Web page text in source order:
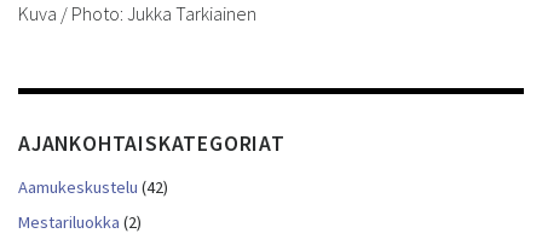
Kuva / Photo: Jukka Tarkiainen
AJANKOHTAISKATEGORIAT
Aamukeskustelu (42)
Mestariluokka (2)